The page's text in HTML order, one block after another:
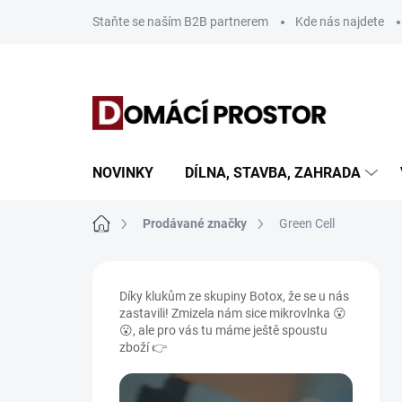
Staňte se naším B2B partnerem Kde nás najdete
NOVINKY DÍLNA, STAVBA, ZAHRADA
Domů Prodávané značky Green Cell
Díky klukům ze skupiny Botox, že se u nás
zastavili! Zmizela nám sice mikrovlnka 😮
😮, ale pro vás tu máme ještě spoustu
zboží 👉